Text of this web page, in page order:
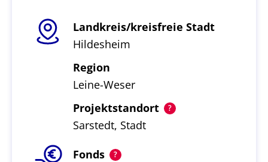
Landkreis/kreisfreie Stadt
Hildesheim
Region
Leine-Weser
Projektstandort
Sarstedt, Stadt
Fonds